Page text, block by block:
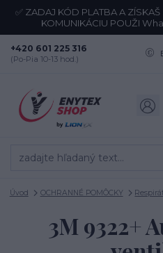
✅ ZADAJ KÓD PLATBA A
KOMUNIKÁCIU POUŽI
+420 601 225 316
(Po-Pia 10-13 hod.)
Úvod OCHRANNÉ POMÔCKY
3M 9322+